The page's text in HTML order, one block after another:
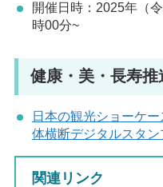
開催日時：2025年（
時00分~
健康・美・長寿推
日本の観光ショーケ
体横断デジタルスタン
関連リンク